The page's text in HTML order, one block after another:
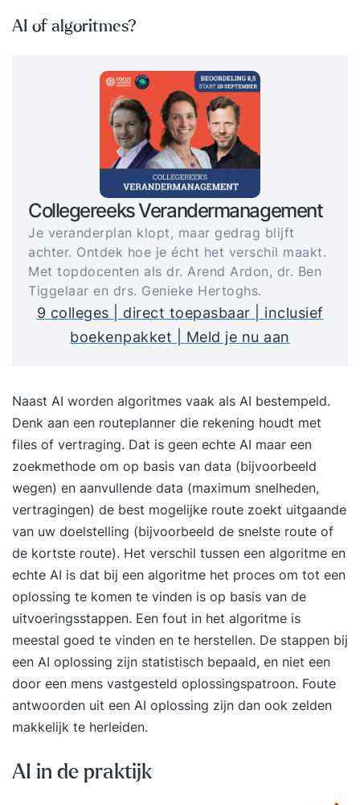
AI of algoritmes?
Collegereeks Verandermanagement
Je veranderplan klopt, maar gedrag blijft
achter. Ontdek hoe je écht het verschil maakt.
Met topdocenten als dr. Arend Ardon, dr. Ben
Tiggelaar en drs. Genieke Hertoghs.
9 colleges | direct toepasbaar | inclusief
boekenpakket | Meld je nu aan
Naast AI worden algoritmes vaak als AI bestempeld.
Denk aan een routeplanner die rekening houdt met
files of vertraging. Dat is geen echte AI maar een
zoekmethode om op basis van data (bijvoorbeeld
wegen) en aanvullende data (maximum snelheden,
vertragingen) de best mogelijke route zoekt uitgaande
van uw doelstelling (bijvoorbeeld de snelste route of
de kortste route). Het verschil tussen een algoritme en
echte AI is dat bij een algoritme het proces om tot een
oplossing te komen te vinden is op basis van de
uitvoeringsstappen. Een fout in het algoritme is
meestal goed te vinden en te herstellen. De stappen bij
een AI oplossing zijn statistisch bepaald, en niet een
door een mens vastgesteld oplossingspatroon. Foute
antwoorden uit een AI oplossing zijn dan ook zelden
makkelijk te herleiden.
AI in de praktijk